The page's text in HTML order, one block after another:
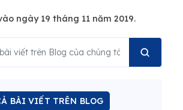
ngày 19 tháng 11 năm 2019.
BÀI VIẾT TRÊN BLOG